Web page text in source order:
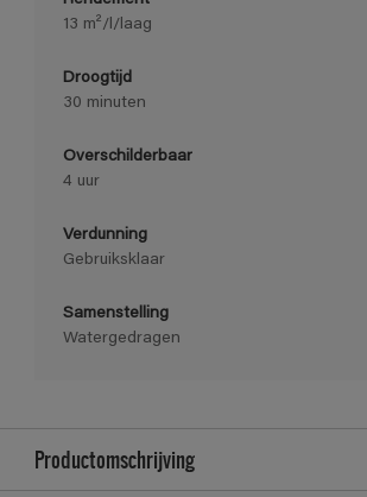
13 m²/l/laag
Droogtijd
30 minuten
Overschilderbaar
4 uur
Verdunning
Gebruiksklaar
Samenstelling
Watergedragen
Productomschrijving